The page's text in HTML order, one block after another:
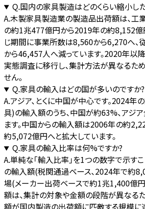
Q.国内の家具製造はどのくらい縮小し
A.木製家具製造業の製造品出荷額は、工
の約1兆477億円から2019年の約8,152億
じ期間に事業所数は8,560から6,270へ、
から46,457人へ減っています。2020年以
実態調査に移行し、集計方法が異なるた
せん。
Q.家具の輸入はどの国が多いのですか?
A.アジア、とくに中国が中心です。2024年
具)の輸入額のうち、中国が約63%、アジ
ます。中国からの輸入額は2006年の約
約5,072億円へと拡大しています。
Q.家具の輸入比率は何%ですか?
A.単純な「輸入比率」を1つの数字で示す
の輸入額(税関通過ベース、2024年で約
場(メーカー出荷ベースで約1兆1,400億
額は、集計の対象や金額の段階が異なるた
額が国内製造の出荷額に匹敵する規模に